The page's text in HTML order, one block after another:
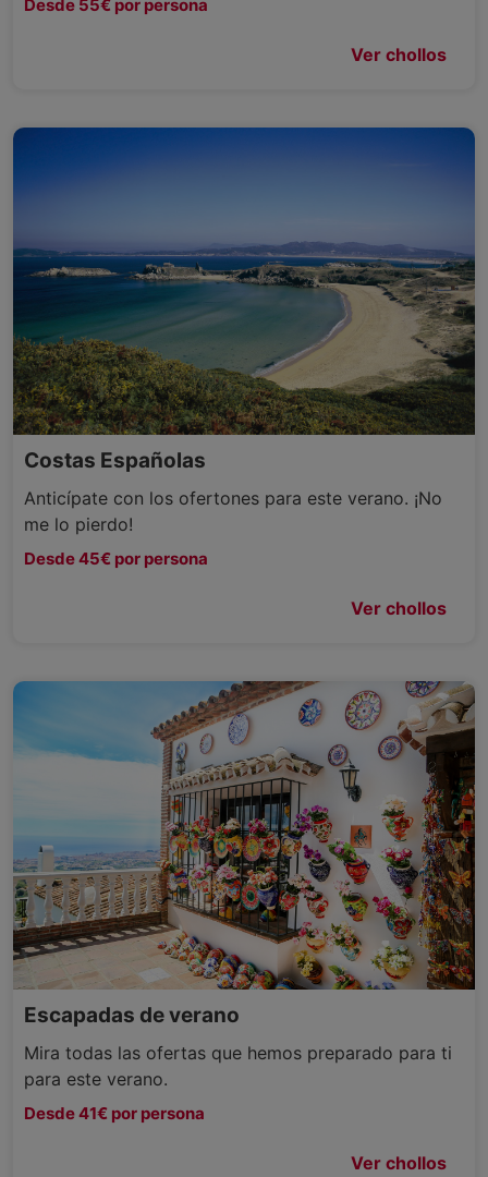
Desde 55€ por persona
Ver chollos
Costas Españolas
Anticípate con los ofertones para este verano. ¡No
me lo pierdo!
Desde 45€ por persona
Ver chollos
Escapadas de verano
Mira todas las ofertas que hemos preparado para ti
para este verano.
Desde 41€ por persona
Ver chollos